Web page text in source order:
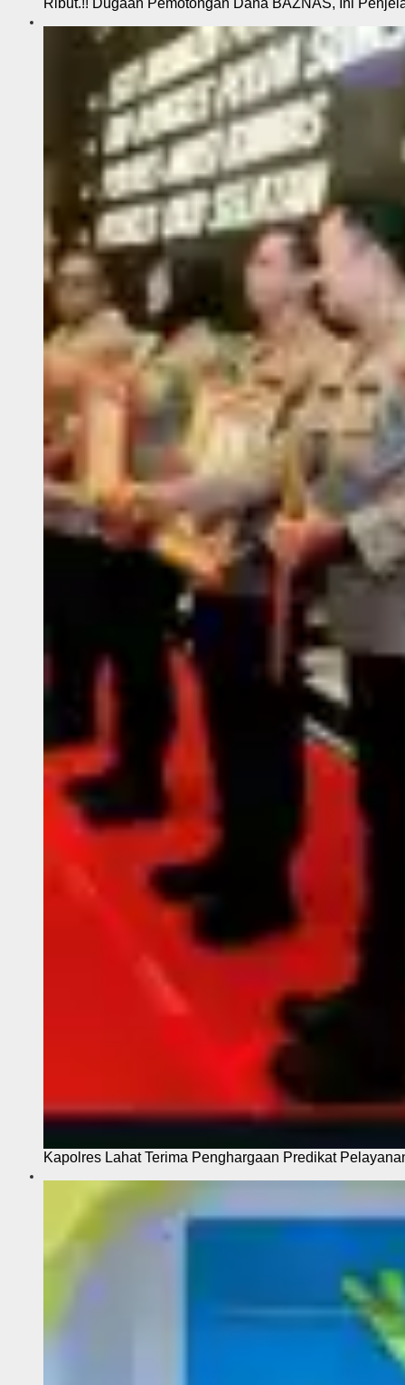
Kapolres Lahat Terima Penghargaan Predikat